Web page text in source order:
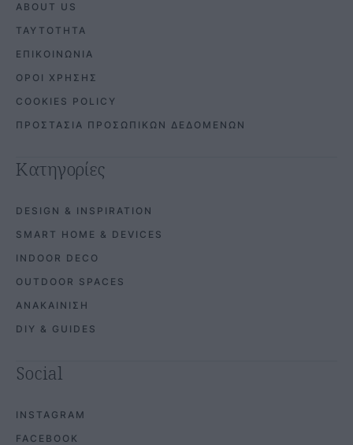
ABOUT US
ΤΑΥΤΟΤΗΤΑ
ΕΠΙΚΟΙΝΩΝΙΑ
ΟΡΟΙ ΧΡΗΣΗΣ
COOKIES POLICY
ΠΡΟΣΤΑΣΙΑ ΠΡΟΣΩΠΙΚΩΝ ΔΕΔΟΜΕΝΩΝ
Κατηγορίες
DESIGN & INSPIRATION
SMART HOME & DEVICES
INDOOR DECO
OUTDOOR SPACES
ΑΝΑΚΑΙΝΙΣΗ
DIY & GUIDES
Social
INSTAGRAM
FACEBOOK